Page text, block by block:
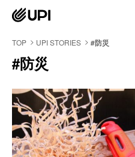
TOP UPI STORIES #防災
#防災